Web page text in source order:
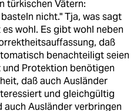
türkischen Vätern:
nicht." Tja, was sagt
es wohl. Es gibt wohl neben
daß
benachteiligt seien
und Protektion benötigen
daß auch Ausländer
und gleichgültig
auch Ausländer verbringen